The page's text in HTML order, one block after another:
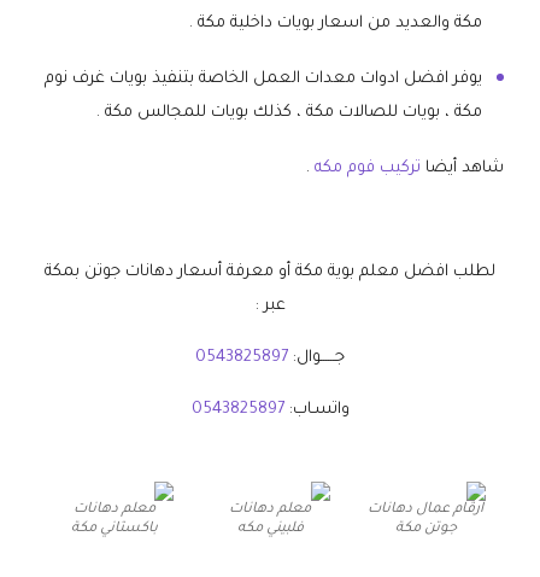
مكة والعديد من اسعار بويات داخلية مكة .
يوفر افضل ادوات معدات العمل الخاصة بتنفيذ بويات غرف نوم
مكة ، بويات للصالات مكة ، كذلك بويات للمجالس مكة .
شاهد أيضا تركيب فوم مكه .
لطلب افضل معلم بوية مكة أو معرفة أسعار دهانات جوتن بمكة
عبر :
جــــــوال: 0543825897
واتسـاب:0543825897
ارقام عمال دهانات
جوتن مكة
معلم دهانات
فلبيني مكه
معلم دهانات
باكستاني مكة